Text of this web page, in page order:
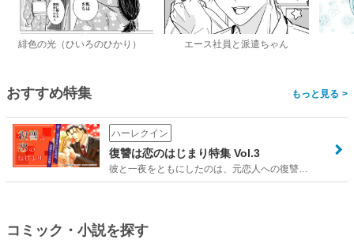
緋色の光（ひいろのひかり） エース社員と派遣ちゃん
おすすめ特集 >
ハーレクイン
復讐は恋のはじまり特集 Vol.3
彼と一夜をともにしたのは、元恋人への復讐…
コミック・小説を探す